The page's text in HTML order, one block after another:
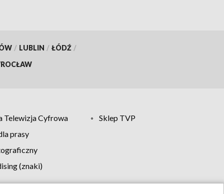
/ LUBLIN / ŁÓDŹ /
Telewizja Cyfrowa
Sklep TVP
prasy
(znaki)